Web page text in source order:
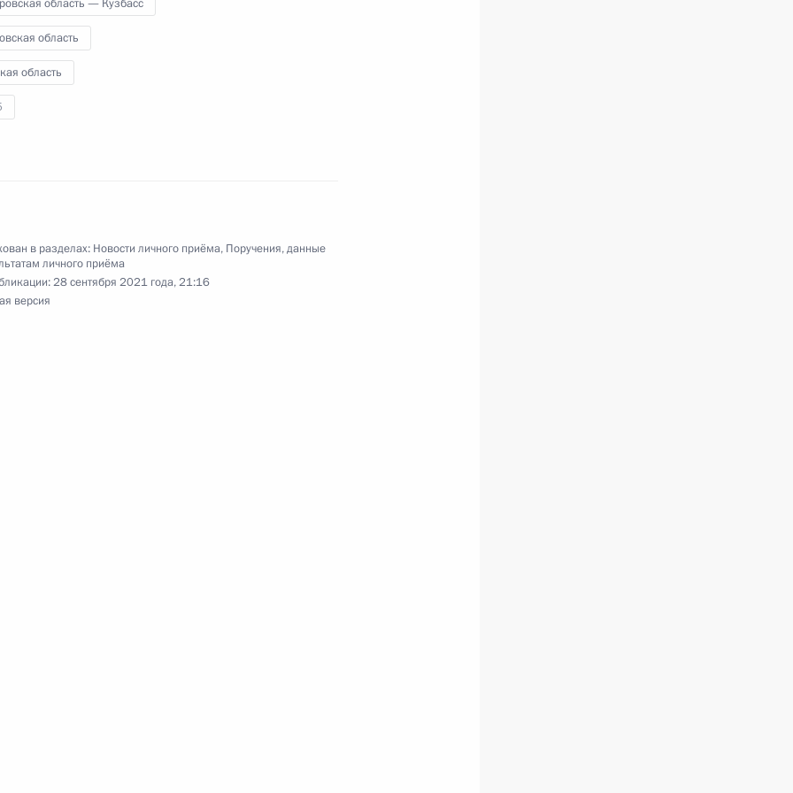
– Отделением Пенсионного фонда
области Андрей Андреев провел
Федерации по приёму граждан в Москве
Московской области, проведённого
Федерации советником Президента
Российской Федерации по приёму
область — Кузбасс
область
область
в разделах: Новости личного приёма, Поручения, данные
личного приёма
28 сентября 2021 года, 21:16
версия